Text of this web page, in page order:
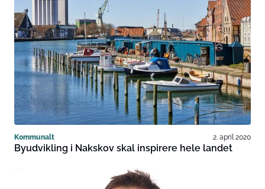
Kommunalt 2. april 2020
Byudvikling i Nakskov skal inspirere hele landet